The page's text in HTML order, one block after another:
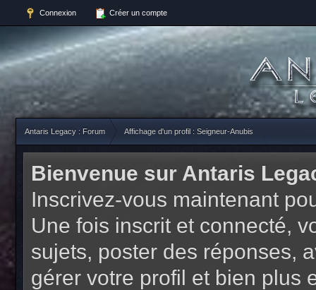
Connexion Créer un compte
Antaris Legacy : Forum Affichage d'un profil : Seigneur-Anubis
Bienvenue sur Antaris
Inscrivez-vous maintenant
Une fois inscrit et connecté,
sujets, poster des réponses,
gérer votre profil et bien plus